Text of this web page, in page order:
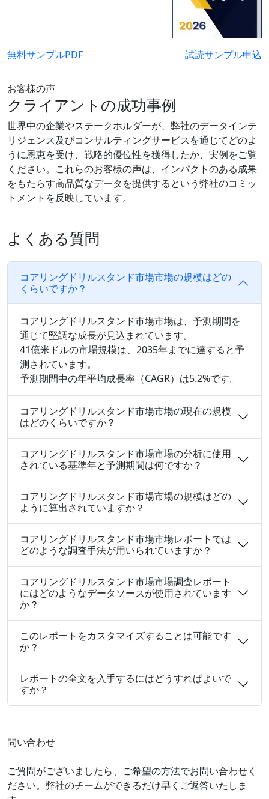
無料サンプルPDF 試読サンプル申込
お客様の声
クライアントの成功事例
世界中の企業やステークホルダーが、弊社のデータインテ
リジェンス及びコンサルティングサービスを通じてどのよ
うに恩恵を受け、戦略的優位性を獲得したか、実例をご覧
ください。これらのお客様の声は、インパクトのある成果
をもたらす高品質なデータを提供するという弊社のコミッ
トメントを反映しています。
よくある質問
コアリングドリルスタンド市場市場の規模はどの
くらいですか？
コアリングドリルスタンド市場市場は、予測期間を
通じて堅調な成長が見込まれています。
41億米ドルの市場規模は、2035年までに達すると予
測されています。
予測期間中の年平均成長率（CAGR）は5.2%です。
コアリングドリルスタンド市場市場の現在の規模
はどのくらいですか？
コアリングドリルスタンド市場市場の分析に使用
されている基準年と予測期間は何ですか？
コアリングドリルスタンド市場市場の規模はどの
ように算出されていますか？
コアリングドリルスタンド市場市場レポートでは
どのような調査手法が用いられていますか？
コアリングドリルスタンド市場市場調査レポート
にはどのようなデータソースが使用されています
か？
このレポートをカスタマイズすることは可能です
か？
レポートの全文を入手するにはどうすればよいで
すか？
問い合わせ
ご質問がございましたら、ご希望の方法でお問い合わせく
ださい。弊社のチームができるだけ早くご返答いたしま